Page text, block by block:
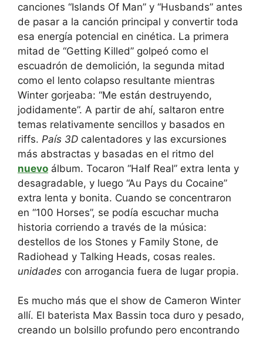
canciones “Islands Of Man” y “Husbands” antes
de pasar a la canción principal y convertir toda
esa energía potencial en cinética. La primera
mitad de “Getting Killed” golpeó como el
escuadrón de demolición, la segunda mitad
como el lento colapso resultante mientras
Winter gorjeaba: “Me están destruyendo,
jodidamente”. A partir de ahí, saltaron entre
temas relativamente sencillos y basados ​​en
riffs. País 3D calentadores y las excursiones
más abstractas y basadas en el ritmo del
nuevo álbum. Tocaron “Half Real” extra lenta y
desagradable, y luego “Au Pays du Cocaine”
extra lenta y bonita. Cuando se concentraron
en “100 Horses”, se podía escuchar mucha
historia corriendo a través de la música:
destellos de los Stones y Family Stone, de
Radiohead y Talking Heads, cosas reales.
unidades con arrogancia fuera de lugar propia.
Es mucho más que el show de Cameron Winter
allí. El baterista Max Bassin toca duro y pesado,
creando un bolsillo profundo pero encontrando